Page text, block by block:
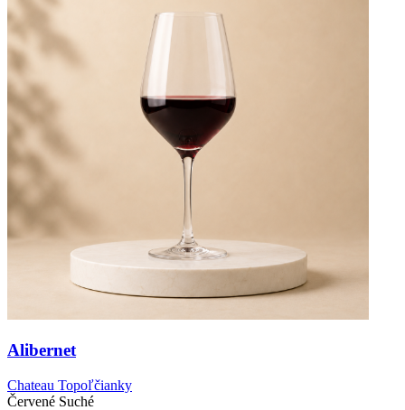
Alibernet
Chateau Topoľčianky
Červené Suché